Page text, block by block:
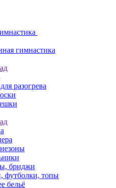
гимнастика
разогрева
бриджи
футболки, топы
бельё